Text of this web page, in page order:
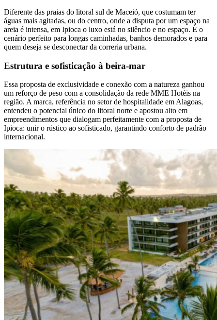
Diferente das praias do litoral sul de Maceió, que costumam ter
águas mais agitadas, ou do centro, onde a disputa por um espaço na
areia é intensa, em Ipioca o luxo está no silêncio e no espaço. É o
cenário perfeito para longas caminhadas, banhos demorados e para
quem deseja se desconectar da correria urbana.
Estrutura e sofisticação à beira-mar
Essa proposta de exclusividade e conexão com a natureza ganhou
um reforço de peso com a consolidação da rede MME Hotéis na
região. A marca, referência no setor de hospitalidade em Alagoas,
entendeu o potencial único do litoral norte e apostou alto em
empreendimentos que dialogam perfeitamente com a proposta de
Ipioca: unir o rústico ao sofisticado, garantindo conforto de padrão
internacional.